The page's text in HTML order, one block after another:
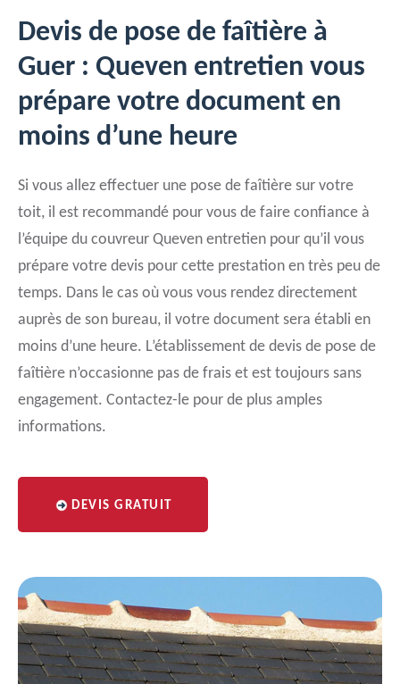
Devis de pose de faîtière à
Guer : Queven entretien vous
prépare votre document en
moins d’une heure
Si vous allez effectuer une pose de faîtière sur votre
toit, il est recommandé pour vous de faire confiance à
l’équipe du couvreur Queven entretien pour qu’il vous
prépare votre devis pour cette prestation en très peu de
temps. Dans le cas où vous vous rendez directement
auprès de son bureau, il votre document sera établi en
moins d’une heure. L’établissement de devis de pose de
faîtière n’occasionne pas de frais et est toujours sans
engagement. Contactez-le pour de plus amples
informations.
DEVIS GRATUIT